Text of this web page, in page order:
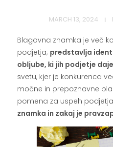
MARCH 13, 2024
Blagovna znamka je več
podjetja; predstavlja
obljube, ki jih podjetje
svetu, kjer je konkurenca
močne in prepoznavne
pomena za uspeh
znamka in zakaj je